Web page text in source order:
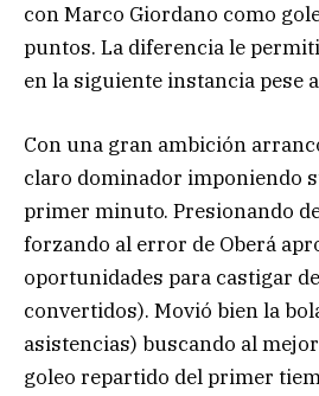
con Marco Giordano como
puntos. La diferencia le
en la siguiente instancia pese
Con una gran ambición
claro dominador imponiendo
primer minuto. Presionando
forzando al error de Oberá
oportunidades para castigar
convertidos). Movió bien la
asistencias) buscando al
goleo repartido del primer